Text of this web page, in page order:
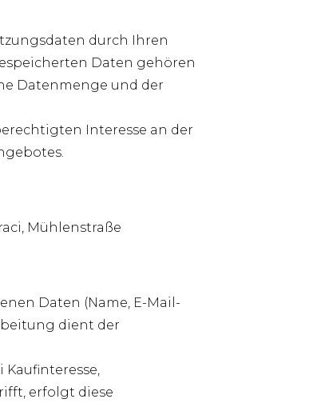
durch Ihren
Daten gehören
Datenmenge und der
Interesse an der
Mühlenstraße
Daten (Name, E-Mail-
dient der
erfolgt diese